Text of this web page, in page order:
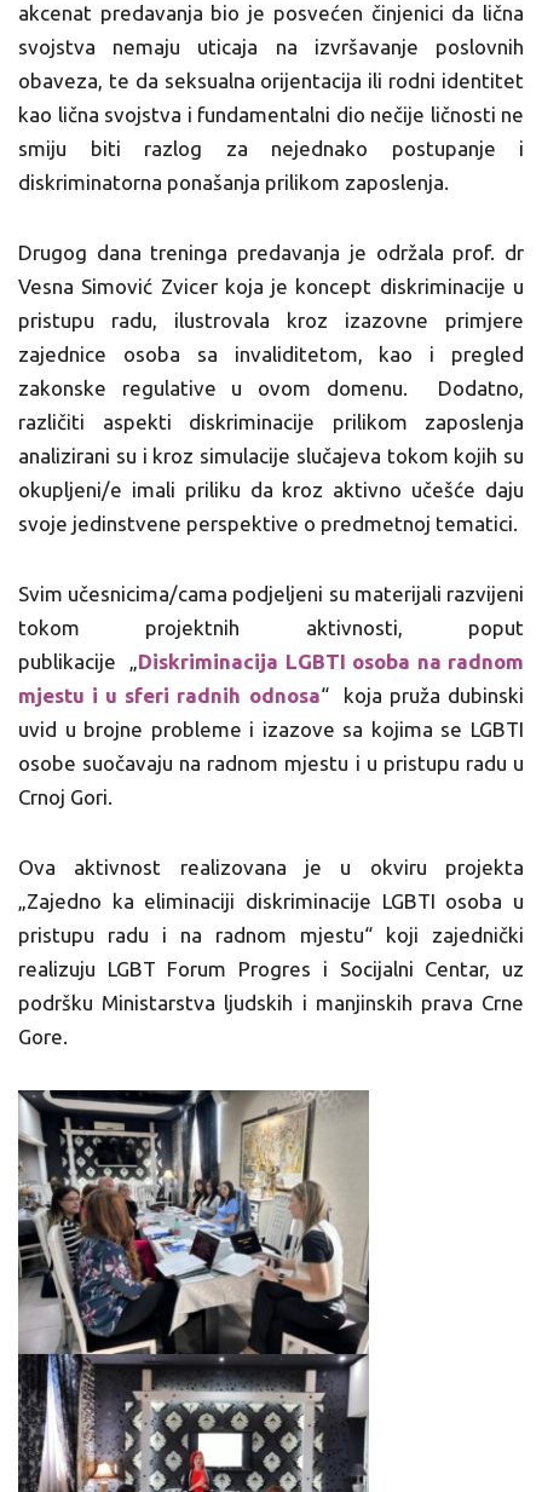
akcenat predavanja bio je posvećen činjenici da lična
svojstva nemaju uticaja na izvršavanje poslovnih
obaveza, te da seksualna orijentacija ili rodni identitet
kao lična svojstva i fundamentalni dio nečije ličnosti ne
smiju biti razlog za nejednako postupanje i
diskriminatorna ponašanja prilikom zaposlenja.
Drugog dana treninga predavanja je održala prof. dr
Vesna Simović Zvicer koja je koncept diskriminacije u
pristupu radu, ilustrovala kroz izazovne primjere
zajednice osoba sa invaliditetom, kao i pregled
zakonske regulative u ovom domenu. Dodatno,
različiti aspekti diskriminacije prilikom zaposlenja
analizirani su i kroz simulacije slučajeva tokom kojih su
okupljeni/e imali priliku da kroz aktivno učešće daju
svoje jedinstvene perspektive o predmetnoj tematici.
Svim učesnicima/cama podjeljeni su materijali razvijeni
tokom projektnih aktivnosti, poput
publikacije „Diskriminacija LGBTI osoba na radnom
mjestu i u sferi radnih odnosa“ koja pruža dubinski
uvid u brojne probleme i izazove sa kojima se LGBTI
osobe suočavaju na radnom mjestu i u pristupu radu u
Crnoj Gori.
Ova aktivnost realizovana je u okviru projekta
„Zajedno ka eliminaciji diskriminacije LGBTI osoba u
pristupu radu i na radnom mjestu“ koji zajednički
realizuju LGBT Forum Progres i Socijalni Centar, uz
podršku Ministarstva ljudskih i manjinskih prava Crne
Gore.